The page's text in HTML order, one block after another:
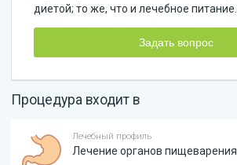
диетой; то же, что и лечебное питание.
Задать вопрос
Процедура входит в
Лечебный профиль
Лечение органов пищеварения